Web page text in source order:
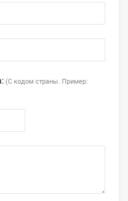
(С кодом страны. Пример: